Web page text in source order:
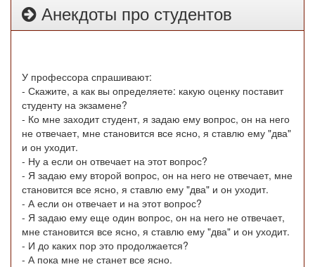
Анекдоты про студентов
У профессора спрашивают:
- Скажите, а как вы определяете: какую оценку поставит
студенту на экзамене?
- Ко мне заходит студент, я задаю ему вопрос, он на него
не отвечает, мне становится все ясно, я ставлю ему "два"
и он уходит.
- Ну а если он отвечает на этот вопрос?
- Я задаю ему второй вопрос, он на него не отвечает, мне
становится все ясно, я ставлю ему "два" и он уходит.
- А если он отвечает и на этот вопрос?
- Я задаю ему еще один вопрос, он на него не отвечает,
мне становится все ясно, я ставлю ему "два" и он уходит.
- И до каких пор это продолжается?
- А пока мне не станет все ясно.